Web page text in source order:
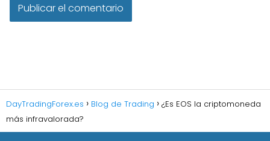
DayTradingForex.es Blog de Trading
¿Es EOS la criptomoneda
más infravalorada?